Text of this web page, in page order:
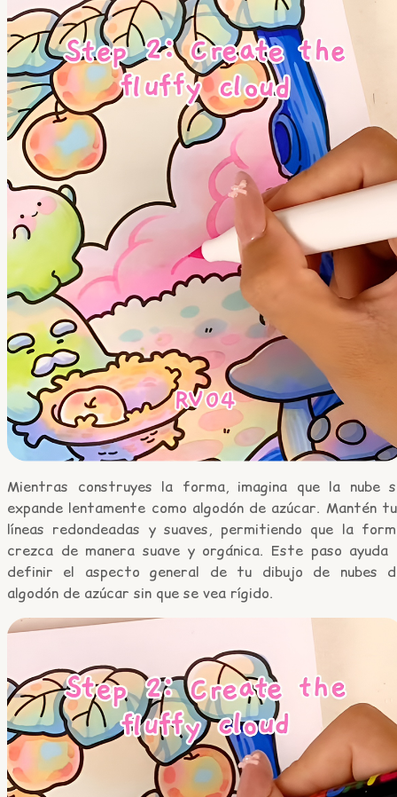
Mientras construyes la forma, imagina que la nube
expande lentamente como algodón de azúcar. Mantén
líneas redondeadas y suaves, permitiendo que la
crezca de manera suave y orgánica. Este paso ayuda
definir el aspecto general de tu dibujo de nubes
algodón de azúcar sin que se vea rígido.